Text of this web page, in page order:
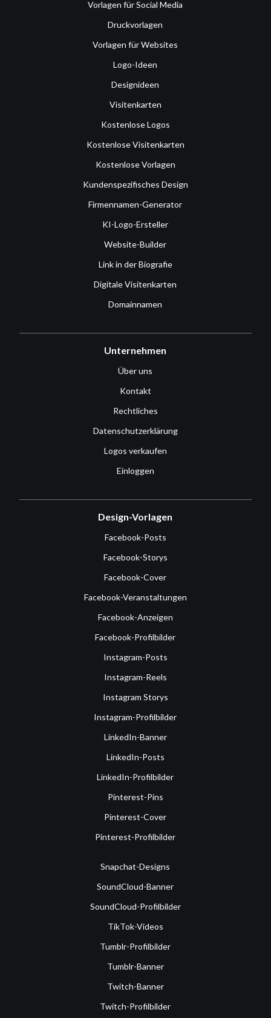
Vorlagen für Social Media
Druckvorlagen
Vorlagen für Websites
Logo-Ideen
Designideen
Visitenkarten
Kostenlose Logos
Kostenlose Visitenkarten
Kostenlose Vorlagen
Kundenspezifisches Design
Firmennamen-Generator
KI-Logo-Ersteller
Website-Builder
Link in der Biografie
Digitale Visitenkarten
Domainnamen
Unternehmen
Über uns
Kontakt
Rechtliches
Datenschutzerklärung
Logos verkaufen
Einloggen
Design-Vorlagen
Facebook-Posts
Facebook-Storys
Facebook-Cover
Facebook-Veranstaltungen
Facebook-Anzeigen
Facebook-Profilbilder
Instagram-Posts
Instagram-Reels
Instagram Storys
Instagram-Profilbilder
LinkedIn-Banner
LinkedIn-Posts
LinkedIn-Profilbilder
Pinterest-Pins
Pinterest-Cover
Pinterest-Profilbilder
Snapchat-Designs
SoundCloud-Banner
SoundCloud-Profilbilder
TikTok-Videos
Tumblr-Profilbilder
Tumblr-Banner
Twitch-Banner
Twitch-Profilbilder